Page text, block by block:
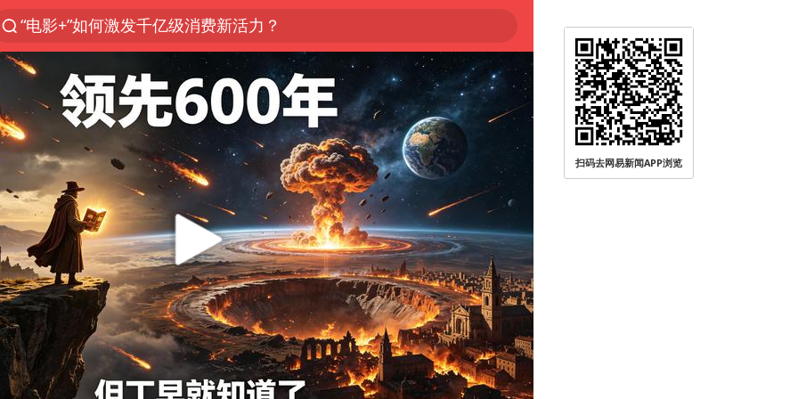
“电影+”如何激发千亿级消费新活力？
“秋天的第一杯奶茶”6岁了
全球首个长时储能一体化产业园量产
台风白海豚已进入24小时警戒线
四川宜宾市高县4.9级地震致1人死亡
中国女篮70-67险胜尼日利亚女篮
名创优品回应女子吐槽内裤质量差
上海：台风白海豚或将带来龙卷风
国防部：中国军队坚决反制任何闹海挑衅图谋
U17国足三连胜晋级明日之星半决赛
国乒男单横滨冠军赛全军覆没
扫码去网易新闻APP浏览